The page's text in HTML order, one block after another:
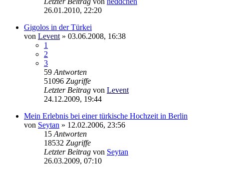
26.01.2010, 22:20
Gigolos in der Türkei
von Levent » 03.06.2008, 16:38
1
2
3
59 Antworten
51096 Zugriffe
Letzter Beitrag von Levent
24.12.2009, 19:44
Mein Erlebnis bei einer türkische Hochzeit in Berlin
von Seytan » 12.02.2006, 23:56
15 Antworten
18532 Zugriffe
Letzter Beitrag von Seytan
26.03.2009, 07:10